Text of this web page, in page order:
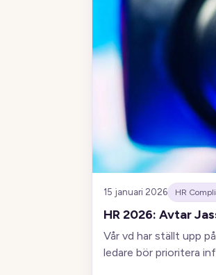
15 januari 2026 HR
HR 2026: Avtar
Vår vd har ställt upp
ledare bör prioritera